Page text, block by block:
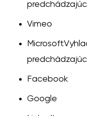
Vimeo
Microsoft
Facebook
Google